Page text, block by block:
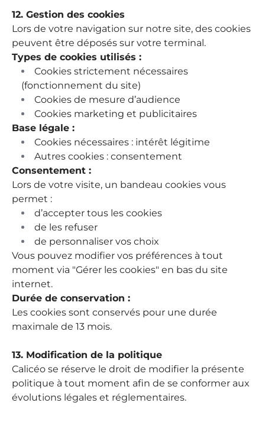
12. Gestion des cookies
Lors de votre navigation sur notre site, des cookies
peuvent être déposés sur votre terminal.
Types de cookies utilisés :
Cookies strictement nécessaires
(fonctionnement du site)
Cookies de mesure d’audience
Cookies marketing et publicitaires
Base légale :
Cookies nécessaires : intérêt légitime
Autres cookies : consentement
Consentement :
Lors de votre visite, un bandeau cookies vous
permet :
d’accepter tous les cookies
de les refuser
de personnaliser vos choix
Vous pouvez modifier vos préférences à tout
moment via "Gérer les cookies" en bas du site
internet.
Durée de conservation :
Les cookies sont conservés pour une durée
maximale de 13 mois.
13. Modification de la politique
Calicéo se réserve le droit de modifier la présente
politique à tout moment afin de se conformer aux
évolutions légales et réglementaires.